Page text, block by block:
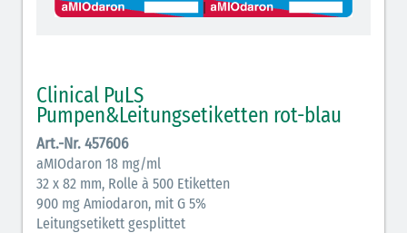
Antihypertonika/Vasodilatantien (hellviolett
Antiemetika (salmon)
Verschiedene Medikamente (weiß)
Antikoagulantien (hellgrau/weiß mit schwarzem
Rahmen)
Clinical PuLS
Pumpen&Leitungsetiketten rot-blau
Art.-Nr. 457606
aMIOdaron 18 mg/ml
32 x 82 mm, Rolle à 500 Etiketten
900 mg Amiodaron, mit G 5%
Leitungsetikett gesplittet